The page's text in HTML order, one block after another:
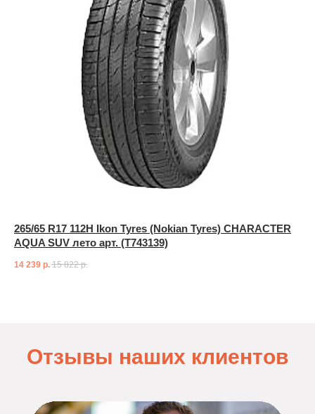
265/65 R17 112H Ikon Tyres (Nokian Tyres) CHARACTER
AQUA SUV лето арт. (T743139)
14 239 р. 15 822 р.
Отзывы наших клиентов